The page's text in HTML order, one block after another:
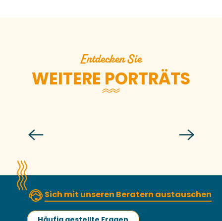
Entdecken Sie
WEITERE PORTRÄTS
Sich mit unseren Beratern austauschen